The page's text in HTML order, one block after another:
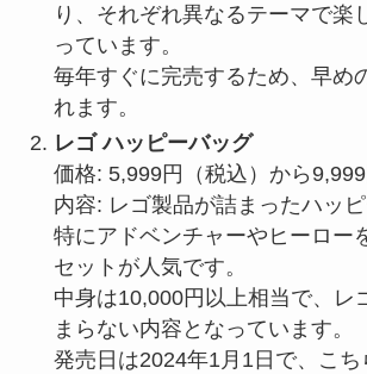
り、それぞれ異なるテーマで楽
っています。
毎年すぐに完売するため、早め
れます。
レゴ ハッピーバッグ
価格: 5,999円（税込）から9,999
内容: レゴ製品が詰まったハッピ
特にアドベンチャーやヒーロー
セットが人気です。
中身は10,000円以上相当で、レ
まらない内容となっています。
発売日は2024年1月1日で、こ